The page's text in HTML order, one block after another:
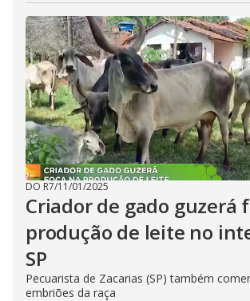
DO R7/11/01/2025
Criador de gado guzerá
produção de leite no
SP
Pecuarista de Zacarias (SP) também
embriões da raça